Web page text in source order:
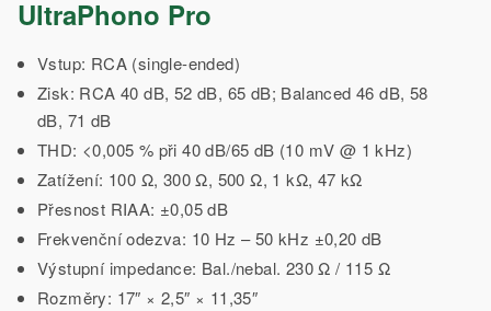
UltraPhono Pro
Vstup: RCA (single-ended)
Zisk: RCA 40 dB, 52 dB, 65 dB; Balanced 46 dB, 58
dB, 71 dB
THD: <0,005 % při 40 dB/65 dB (10 mV @ 1 kHz)
Zatížení: 100 Ω, 300 Ω, 500 Ω, 1 kΩ, 47 kΩ
Přesnost RIAA: ±0,05 dB
Frekvenční odezva: 10 Hz – 50 kHz ±0,20 dB
Výstupní impedance: Bal./nebal. 230 Ω / 115 Ω
Rozměry: 17″ × 2,5″ × 11,35″